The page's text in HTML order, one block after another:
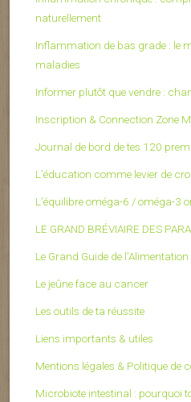
naturellement
Inflammation de bas grade : le
maladies
Informer plutôt que vendre :
Inscription & Connection Zone
Journal de bord de tes 120
L’éducation comme levier de
L’équilibre oméga-6 / oméga-3
LE GRAND BRÉVIAIRE DES
Le Grand Guide de
Le jeûne face au cancer
Les outils de ta réussite
Liens importants & utiles
Mentions légales & Politique de
Microbiote intestinal : pourquoi